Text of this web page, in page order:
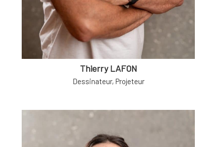
Thierry LAFON
Dessinateur, Projeteur